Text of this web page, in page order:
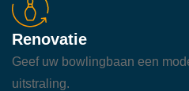
Renovatie
Geef uw bowlingbaan een
uitstraling.